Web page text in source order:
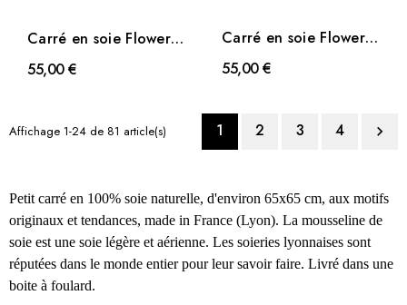
Carré en soie Flowers
rose poudré
55,00 €
Carré en soie Flowers
rose clair
55,00 €
Affichage 1-24 de 81 article(s) 1 2 3 4 
Petit carré en 100% soie naturelle, d'environ 65x65 cm, aux motifs
originaux et tendances, made in France (Lyon). La mousseline de
soie est une soie légère et aérienne. Les soieries lyonnaises sont
réputées dans le monde entier pour leur savoir faire. Livré dans une
boite à foulard.